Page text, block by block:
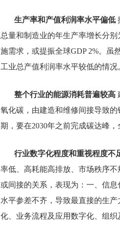
生产率和产值利润率水平偏低
总量和制造业的年生产率增长分别
施需求，或提振全球GDP 2%。虽
工业总产值利润率水平较低的情况
整个行业的能源消耗普遍较高
氧化碳，由建造和维修间接导致
期，要在2030年之前完成碳达峰，
行业数字化程度和重视程度不
率低、高耗能高排放、市场秩序
或间接的关系，表现为：一、信
水平参差不齐，导致最直接的生
化、业务流程及应用数字化、组